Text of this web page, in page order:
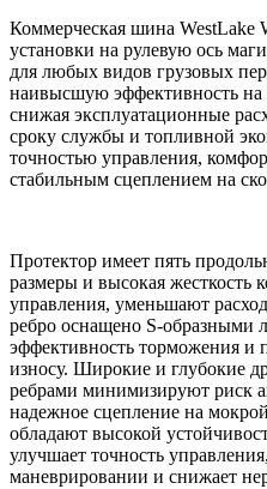
Коммерческая шина WestLake
установки на рулевую ось
для любых видов грузовых
наивысшую эффективность на
снижая эксплуатационные
сроку службы и топливной
точностью управления,
стабильным сцеплением на
Протектор имеет пять
размеры и высокая жесткость
управления, уменьшают
ребро оснащено S-образными
эффективность торможения и
износу. Широкие и глубокие
ребрами минимизируют риск
надежное сцепление на
обладают высокой
улучшает точность
маневрировании и снижает